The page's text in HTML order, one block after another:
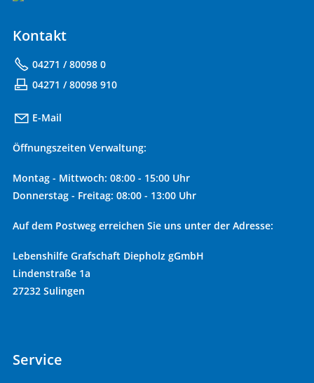
Kontakt
04271 / 80098 0
04271 / 80098 910
E-Mail
Öffnungszeiten Verwaltung:
Montag - Mittwoch: 08:00 - 15:00 Uhr
Donnerstag - Freitag: 08:00 - 13:00 Uhr
Auf dem Postweg erreichen Sie uns unter der Adresse:
Lebenshilfe Grafschaft Diepholz gGmbH
Lindenstraße 1a
27232 Sulingen
Service